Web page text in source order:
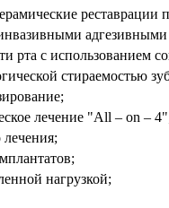
реставрации
рта с использованием
стираемостью
лечение "All – on –
лечения;
нагрузкой;